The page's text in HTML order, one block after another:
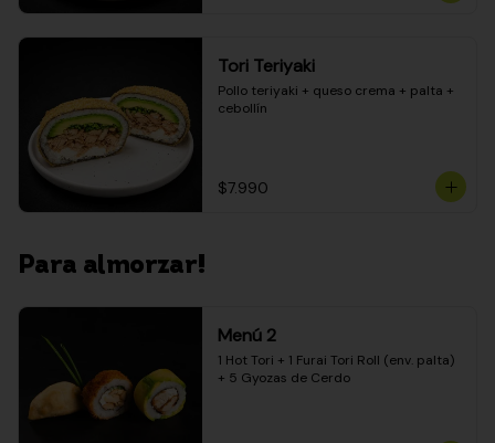
Tori Teriyaki
Pollo teriyaki + queso crema + palta +
cebollín
$7.990
Para almorzar!
Menú 2
1 Hot Tori + 1 Furai Tori Roll (env. palta)
+ 5 Gyozas de Cerdo